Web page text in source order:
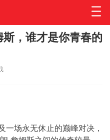
，谁才是你青春的
一场永无休止的巅峰对决，